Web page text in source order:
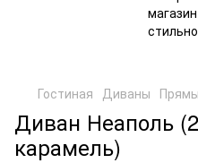
Гостиная Диваны
Диван Неаполь
карамель)